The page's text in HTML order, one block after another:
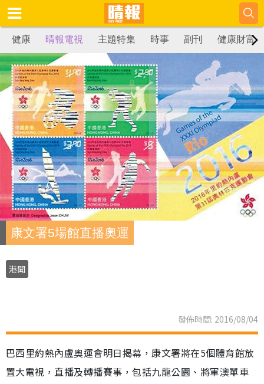
健康 晴報電視 主題特集 時事 副刊 健康財富
康文署5場館直播奧運
港聞
發佈時間: 2016/08/04
巴西里約熱內盧奧運會明日揭幕，康文署將在5個體育館放
置大電視，直播及轉播賽事，包括九龍公園、將軍澳單車